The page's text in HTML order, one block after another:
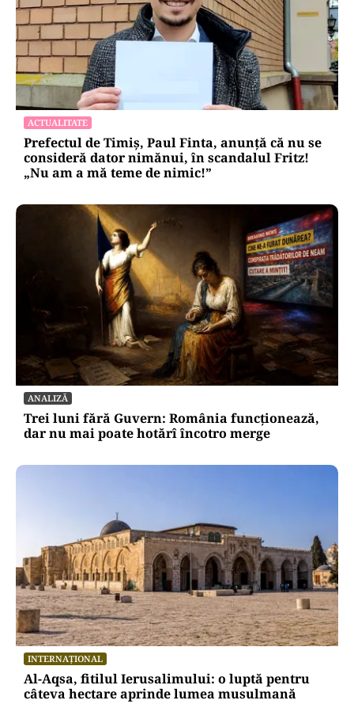
ACTUALITATE
Prefectul de Timiș, Paul Finta, anunță că nu se
consideră dator nimănui, în scandalul Fritz!
„Nu am a mă teme de nimic!”
ANALIZĂ
Trei luni fără Guvern: România funcționează,
dar nu mai poate hotărî încotro merge
INTERNAȚIONAL
Al-Aqsa, fitilul Ierusalimului: o luptă pentru
câteva hectare aprinde lumea musulmană